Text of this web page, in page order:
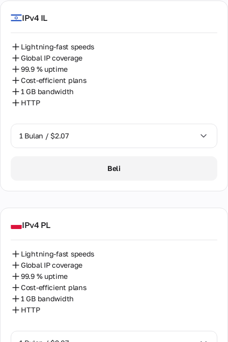
IPv4 IL
Lightning-fast speeds
Global IP coverage
99.9 % uptime
Cost-efficient plans
1 GB bandwidth
HTTP
1 Bulan / $2.07
Beli
IPv4 PL
Lightning-fast speeds
Global IP coverage
99.9 % uptime
Cost-efficient plans
1 GB bandwidth
HTTP